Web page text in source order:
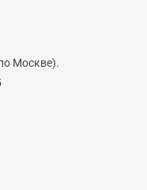
Москве).